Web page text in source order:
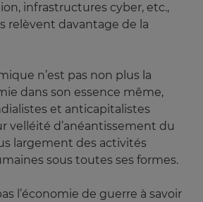
infrastructures cyber, etc.,
relèvent davantage de la
n’est pas non plus la
dans son essence même,
et anticapitalistes
velléité d’anéantissement du
largement des activités
sous toutes ses formes.
l’économie de guerre à savoir